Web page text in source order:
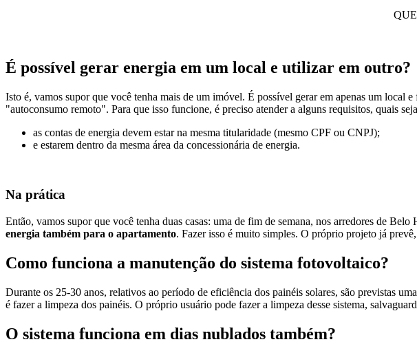
É possível gerar energia em um local e utilizar em outro?
Isto é, vamos supor que você tenha mais de um imóvel. É possível gerar em apenas um local
"autoconsumo remoto". Para que isso funcione, é preciso atender a alguns requisitos, quais
as contas de energia devem estar na mesma titularidade (mesmo CPF ou CNPJ);
e estarem dentro da mesma área da concessionária de energia.
Na prática
Então, vamos supor que você tenha duas casas: uma de fim de semana, nos arredores de
energia também para o apartamento. Fazer isso é muito simples. O próprio projeto já
Como funciona a manutenção do sistema fotovoltaico?
Durante os 25-30 anos, relativos ao período de eficiência dos painéis solares, são previstas
é fazer a limpeza dos painéis. O próprio usuário pode fazer a limpeza desse sistema,
O sistema funciona em dias nublados também?